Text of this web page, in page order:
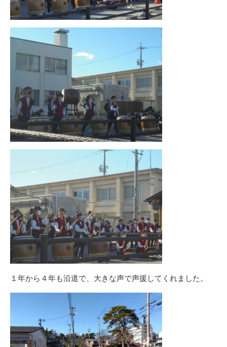
１年から４年も沿道で、大きな声で声援してくれました。